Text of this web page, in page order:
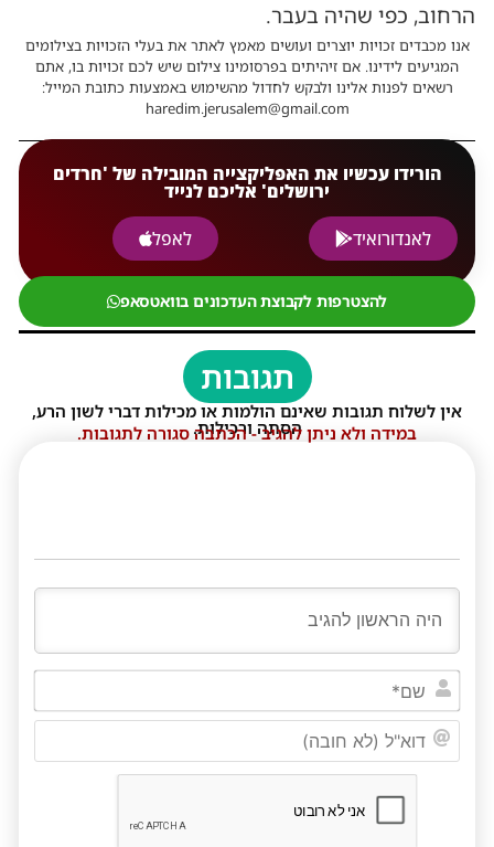
הרחוב, כפי שהיה בעבר.
אנו מכבדים זכויות יוצרים ועושים מאמץ לאתר את בעלי הזכויות בצילומים
המגיעים לידינו. אם זיהיתים בפרסומינו צילום שיש לכם זכויות בו, אתם
רשאים לפנות אלינו ולבקש לחדול מהשימוש באמצעות כתובת המייל:
haredim.jerusalem@gmail.com
הורידו עכשיו את האפליקצייה המובילה של 'חרדים
ירושלים' אליכם לנייד
לאנדורואיד
לאפל
להצטרפות לקבוצת העדכונים בוואטסאפ
תגובות
אין לשלוח תגובות שאינם הולמות או מכילות דברי לשון הרע,
הסתה ורכילות.
במידה ולא ניתן להגיב - הכתבה סגורה לתגובות.
שם*